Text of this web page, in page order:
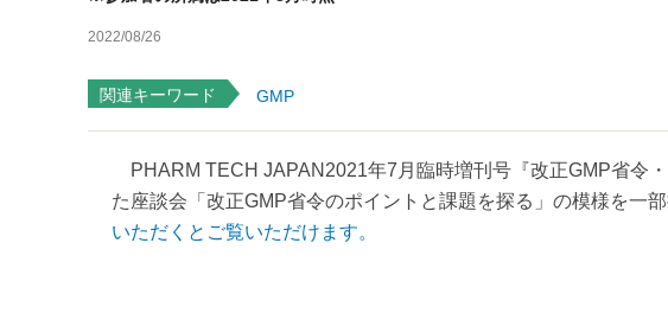
2022/08/26
関連キーワード GMP
PHARM TECH JAPAN2021年7月臨時増刊号『改正GMP省令
た座談会「改正GMP省令のポイントと課題を探る」の模様を一
いただくとご覧いただけます。